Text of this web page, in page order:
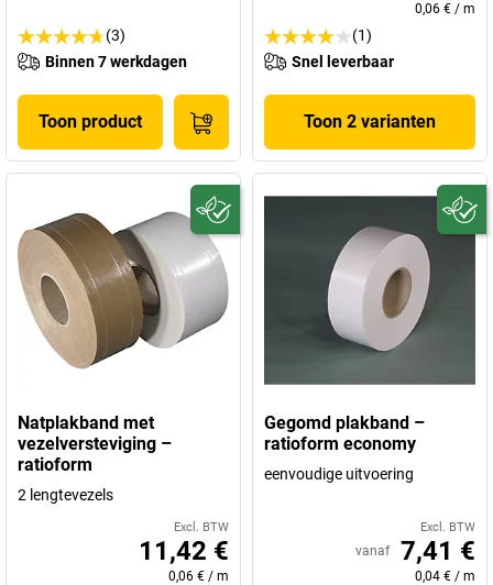
(3)
Binnen 7 werkdagen
Toon product
0,06 € / m
(1)
Snel leverbaar
Toon 2 varianten
Natplakband met
vezelversteviging –
ratioform
2 lengtevezels
Excl. BTW
11,42 €
0,06 € / m
Gegomd plakband –
ratioform economy
eenvoudige uitvoering
Excl. BTW
vanaf 7,41 €
0,04 € / m